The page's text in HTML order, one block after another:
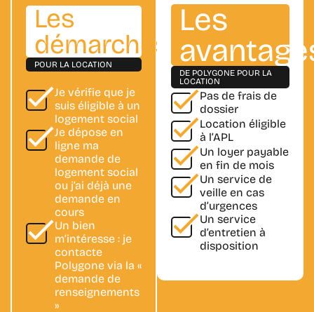
Les
démarches
POUR LA LOCATION
Je vérifie que je
suis éligible à un
logement social
Je dépose en
ligne ma
demande de
logement social
ou j’ai déjà une
demande en
cours
Un bien
m’intéresse : je
contacte
Polygone via la «
demande de
renseignements
»
Les
DE POLYGONE POUR LA
LOCATION
Pas de frais de
dossier
Location éligible
à l’APL
Un loyer payable
en fin de mois
Un service de
veille en cas
d’urgences
Un service
d’entretien à
disposition